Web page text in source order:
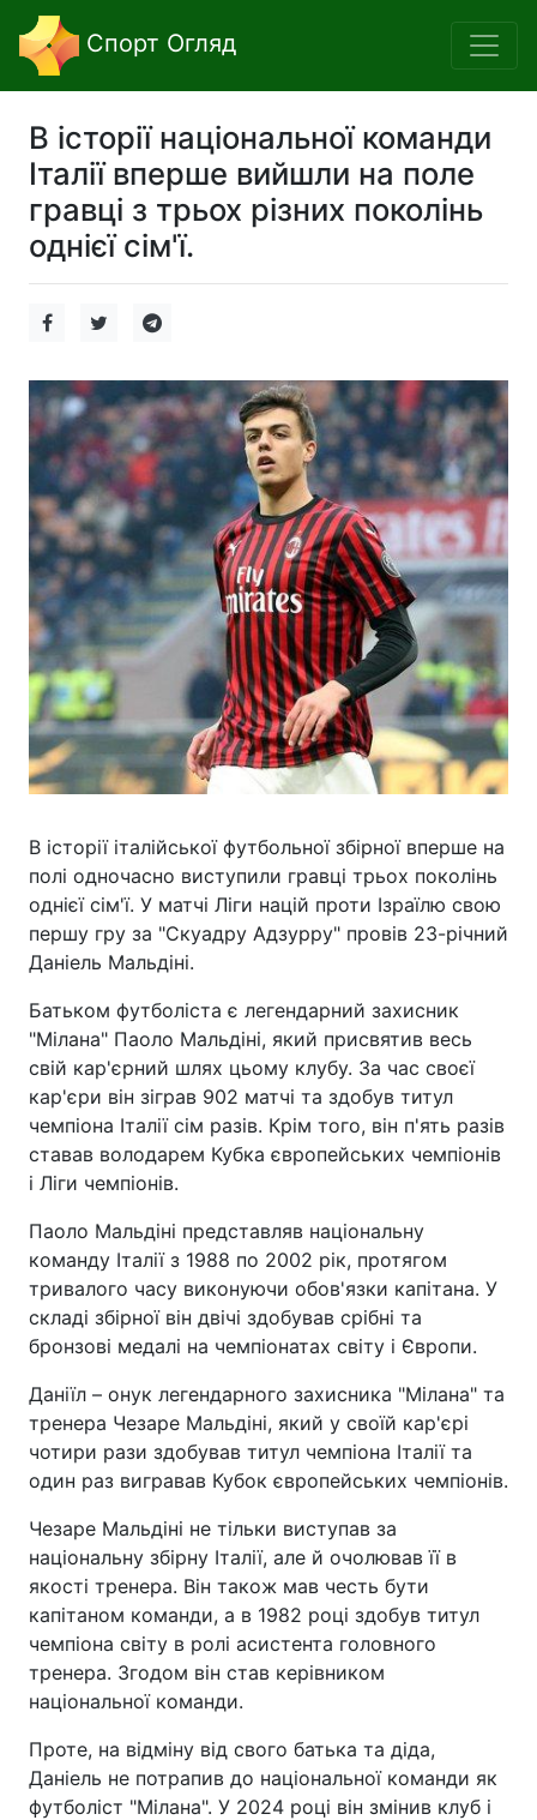
Спорт Огляд
В історії національної команди
Італії вперше вийшли на поле
гравці з трьох різних поколінь
однієї сім'ї.
В історії італійської футбольної збірної вперше на
полі одночасно виступили гравці трьох поколінь
однієї сім'ї. У матчі Ліги націй проти Ізраїлю свою
першу гру за "Скуадру Адзурру" провів 23-річний
Даніель Мальдіні.
Батьком футболіста є легендарний захисник
"Мілана" Паоло Мальдіні, який присвятив весь
свій кар'єрний шлях цьому клубу. За час своєї
кар'єри він зіграв 902 матчі та здобув титул
чемпіона Італії сім разів. Крім того, він п'ять разів
ставав володарем Кубка європейських чемпіонів
і Ліги чемпіонів.
Паоло Мальдіні представляв національну
команду Італії з 1988 по 2002 рік, протягом
тривалого часу виконуючи обов'язки капітана. У
складі збірної він двічі здобував срібні та
бронзові медалі на чемпіонатах світу і Європи.
Даніїл – онук легендарного захисника "Мілана" та
тренера Чезаре Мальдіні, який у своїй кар'єрі
чотири рази здобував титул чемпіона Італії та
один раз вигравав Кубок європейських чемпіонів.
Чезаре Мальдіні не тільки виступав за
національну збірну Італії, але й очолював її в
якості тренера. Він також мав честь бути
капітаном команди, а в 1982 році здобув титул
чемпіона світу в ролі асистента головного
тренера. Згодом він став керівником
національної команди.
Проте, на відміну від свого батька та діда,
Даніель не потрапив до національної команди як
футболіст "Мілана". У 2024 році він змінив клуб і